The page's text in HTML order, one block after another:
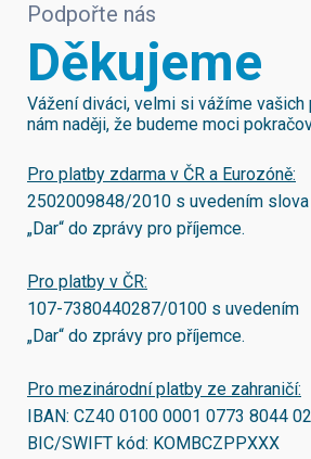
Podpořte nás
Děkujeme
Vážení diváci, velmi si vážíme
nám naději, že budeme moci
Pro platby zdarma v ČR a Eurozóně:
2502009848/2010 s uvedením slova
„Dar“ do zprávy pro příjemce.
Pro platby v ČR:
107-7380440287/0100 s uvedením
„Dar“ do zprávy pro příjemce.
Pro mezinárodní platby ze zahraničí:
IBAN: CZ40 0100 0001 0773 8044
BIC/SWIFT kód: KOMBCZPPXXX